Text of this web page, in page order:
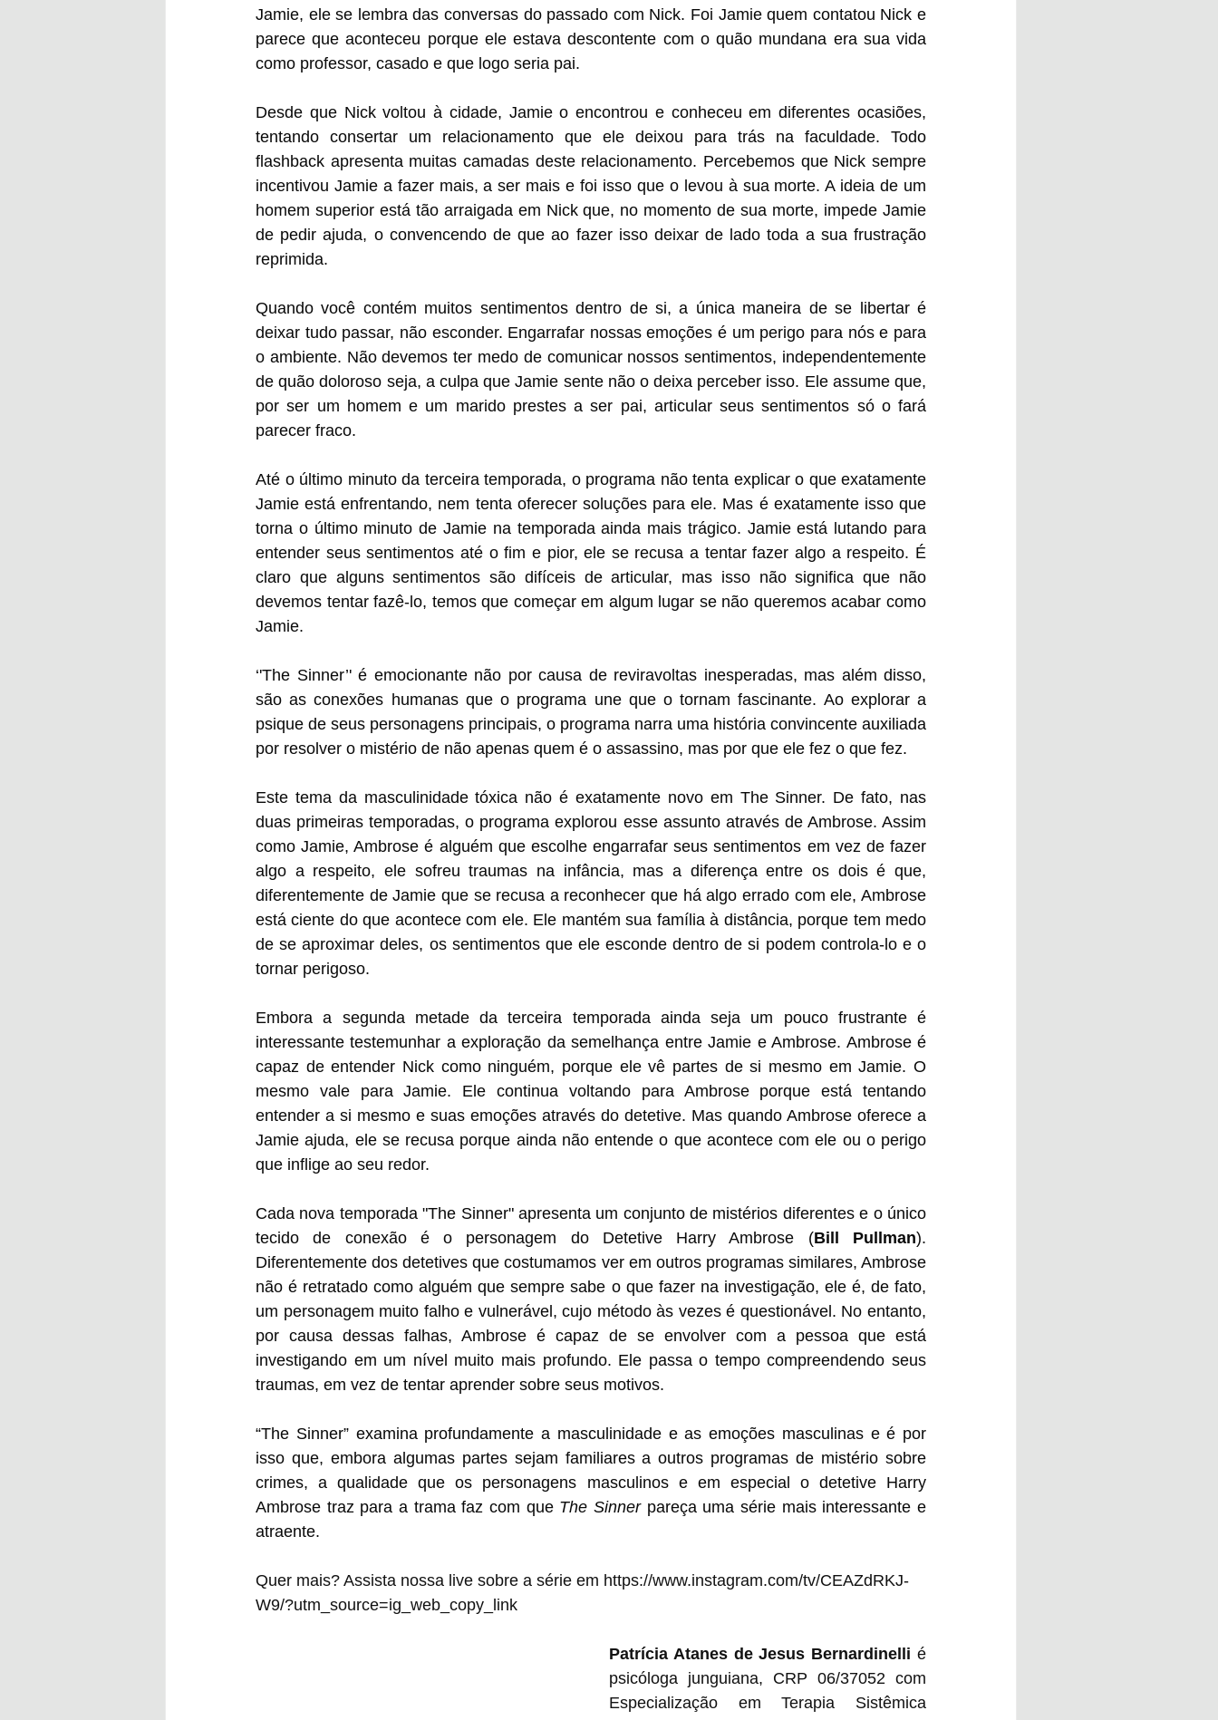
Jamie, ele se lembra das conversas do passado com Nick. Foi Jamie quem contatou Nick e
parece que aconteceu porque ele estava descontente com o quão mundana era sua vida
como professor, casado e que logo seria pai.
Desde que Nick voltou à cidade, Jamie o encontrou e conheceu em diferentes ocasiões,
tentando consertar um relacionamento que ele deixou para trás na faculdade. Todo
flashback apresenta muitas camadas deste relacionamento. Percebemos que Nick sempre
incentivou Jamie a fazer mais, a ser mais e foi isso que o levou à sua morte. A ideia de um
homem superior está tão arraigada em Nick que, no momento de sua morte, impede Jamie
de pedir ajuda, o convencendo de que ao fazer isso deixar de lado toda a sua frustração
reprimida.
Quando você contém muitos sentimentos dentro de si, a única maneira de se libertar é
deixar tudo passar, não esconder. Engarrafar nossas emoções é um perigo para nós e para
o ambiente. Não devemos ter medo de comunicar nossos sentimentos, independentemente
de quão doloroso seja, a culpa que Jamie sente não o deixa perceber isso. Ele assume que,
por ser um homem e um marido prestes a ser pai, articular seus sentimentos só o fará
parecer fraco.
Até o último minuto da terceira temporada, o programa não tenta explicar o que exatamente
Jamie está enfrentando, nem tenta oferecer soluções para ele. Mas é exatamente isso que
torna o último minuto de Jamie na temporada ainda mais trágico. Jamie está lutando para
entender seus sentimentos até o fim e pior, ele se recusa a tentar fazer algo a respeito. É
claro que alguns sentimentos são difíceis de articular, mas isso não significa que não
devemos tentar fazê-lo, temos que começar em algum lugar se não queremos acabar como
Jamie.
‘'The Sinner’' é emocionante não por causa de reviravoltas inesperadas, mas além disso,
são as conexões humanas que o programa une que o tornam fascinante. Ao explorar a
psique de seus personagens principais, o programa narra uma história convincente auxiliada
por resolver o mistério de não apenas quem é o assassino, mas por que ele fez o que fez.
Este tema da masculinidade tóxica não é exatamente novo em The Sinner. De fato, nas
duas primeiras temporadas, o programa explorou esse assunto através de Ambrose. Assim
como Jamie, Ambrose é alguém que escolhe engarrafar seus sentimentos em vez de fazer
algo a respeito, ele sofreu traumas na infância, mas a diferença entre os dois é que,
diferentemente de Jamie que se recusa a reconhecer que há algo errado com ele, Ambrose
está ciente do que acontece com ele. Ele mantém sua família à distância, porque tem medo
de se aproximar deles, os sentimentos que ele esconde dentro de si podem controla-lo e o
tornar perigoso.
Embora a segunda metade da terceira temporada ainda seja um pouco frustrante é
interessante testemunhar a exploração da semelhança entre Jamie e Ambrose. Ambrose é
capaz de entender Nick como ninguém, porque ele vê partes de si mesmo em Jamie. O
mesmo vale para Jamie. Ele continua voltando para Ambrose porque está tentando
entender a si mesmo e suas emoções através do detetive. Mas quando Ambrose oferece a
Jamie ajuda, ele se recusa porque ainda não entende o que acontece com ele ou o perigo
que inflige ao seu redor.
Cada nova temporada "The Sinner" apresenta um conjunto de mistérios diferentes e o único
tecido de conexão é o personagem do Detetive Harry Ambrose (Bill Pullman).
Diferentemente dos detetives que costumamos ver em outros programas similares, Ambrose
não é retratado como alguém que sempre sabe o que fazer na investigação, ele é, de fato,
um personagem muito falho e vulnerável, cujo método às vezes é questionável. No entanto,
por causa dessas falhas, Ambrose é capaz de se envolver com a pessoa que está
investigando em um nível muito mais profundo. Ele passa o tempo compreendendo seus
traumas, em vez de tentar aprender sobre seus motivos.
“The Sinner” examina profundamente a masculinidade e as emoções masculinas e é por
isso que, embora algumas partes sejam familiares a outros programas de mistério sobre
crimes, a qualidade que os personagens masculinos e em especial o detetive Harry
Ambrose traz para a trama faz com que The Sinner pareça uma série mais interessante e
atraente.
Quer mais? Assista nossa live sobre a série em https://www.instagram.com/tv/CEAZdRKJ-
W9/?utm_source=ig_web_copy_link
Patrícia Atanes de Jesus Bernardinelli é
psicóloga junguiana, CRP 06/37052 com
Especialização em Terapia Sistêmica